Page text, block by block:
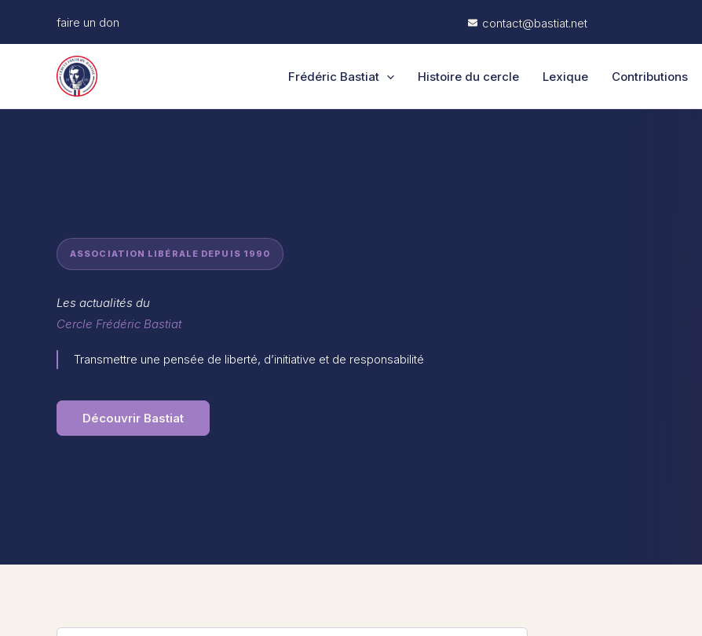
faire un don contact@bastiat.net
Frédéric Bastiat Histoire du cercle Lexique Contributions
ASSOCIATION LIBÉRALE DEPUIS 1990
Les actualités du
Cercle Frédéric Bastiat
Transmettre une pensée de liberté, d’initiative et de responsabilité
Découvrir Bastiat